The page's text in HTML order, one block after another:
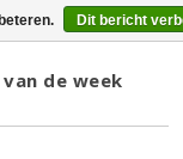
de week
Dit bericht